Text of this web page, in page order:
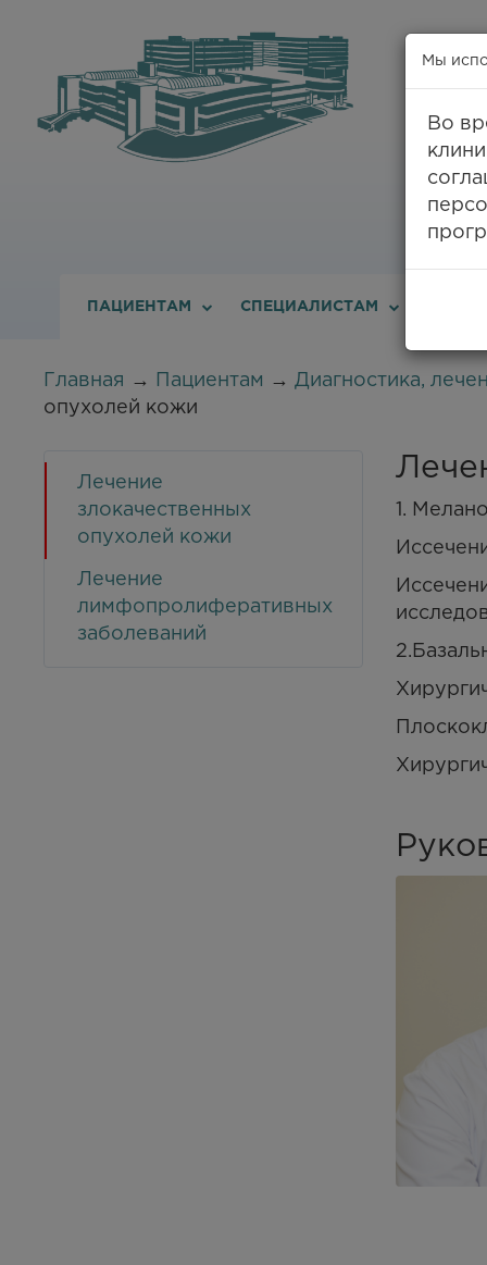
8
ПАЦИЕНТАМ СПЕЦИАЛИСТАМ
Главная → Пациентам → Диагностика,
опухолей кожи
Лечение
злокачественных
опухолей кожи
Лечение
лимфопролиферативных
заболеваний
1.
Мы
Во